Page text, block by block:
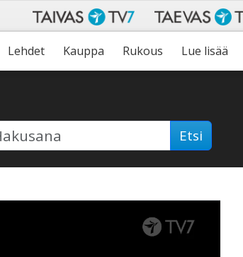
Lehdet Kauppa Rukous Lue lisää
Etsi